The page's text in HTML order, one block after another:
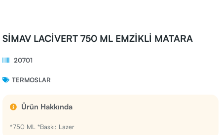
SİMAV LACİVERT 750 ML EMZİKLİ MATARA
20701
TERMOSLAR
Ürün Hakkında
*750 ML *Baskı: Lazer